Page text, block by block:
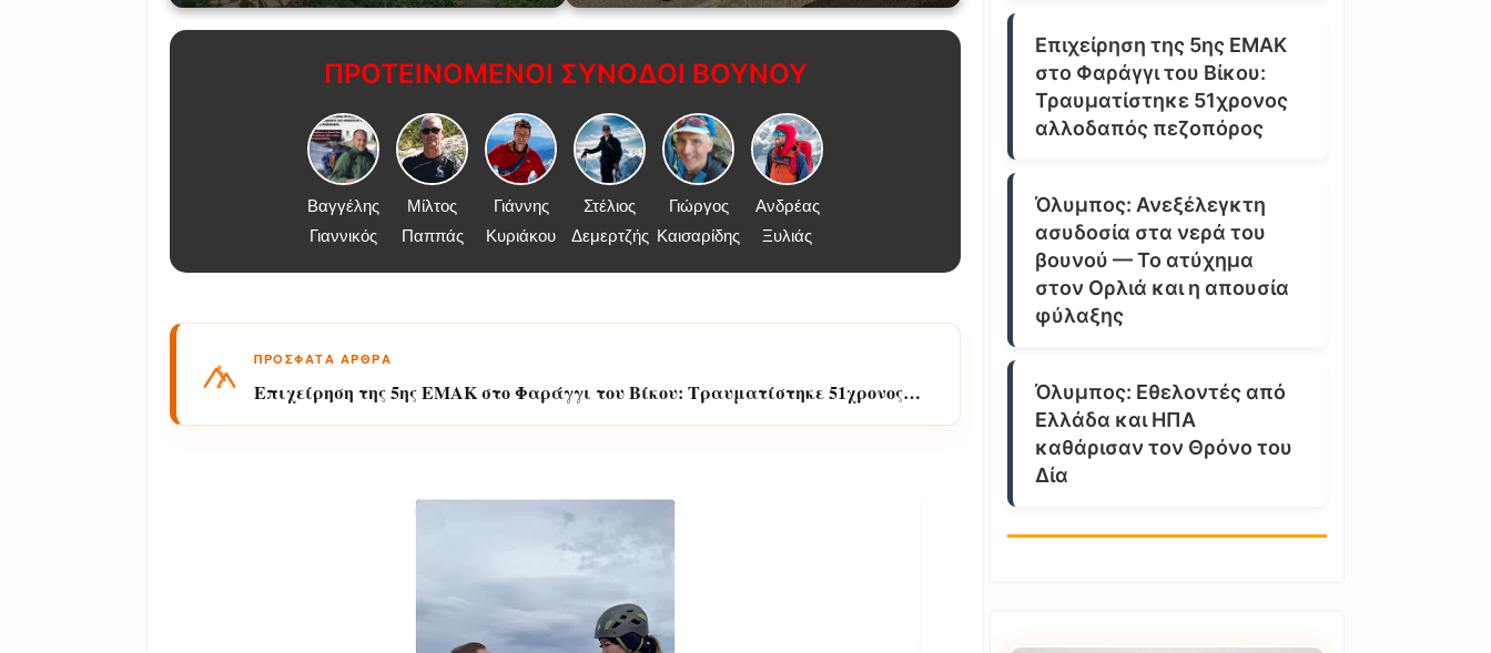
ΠΡΟΤΕΙΝΟΜΕΝΟΙ ΣΥΝΟΔΟΙ ΒΟΥΝΟΥ
Βαγγέλης
Γιαννικός
Μίλτος
Παππάς
Γιάννης
Κυριάκου
Στέλιος
Δεμερτζής
Γιώργος
Καισαρίδης
Ανδρέας
Ξυλιάς
ΠΡΟΣΦΑΤΑ ΑΡΘΡΑ
Επιχείρηση της 5ης ΕΜΑΚ στο Φαράγγι του Βίκου: Τραυματίστηκε 51χρονος
Επιχείρηση της 5ης ΕΜΑΚ
στο Φαράγγι του Βίκου:
Τραυματίστηκε 51χρονος
αλλοδαπός πεζοπόρος
Όλυμπος: Ανεξέλεγκτη
ασυδοσία στα νερά του
βουνού — Το ατύχημα
στον Ορλιά και η απουσία
φύλαξης
Όλυμπος: Εθελοντές από
Ελλάδα και ΗΠΑ
καθάρισαν τον Θρόνο του
Δία